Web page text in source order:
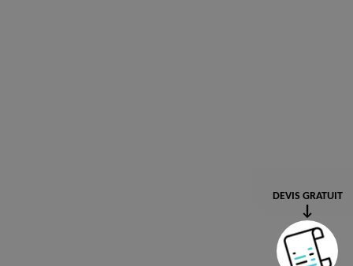
DEVIS GRATUIT